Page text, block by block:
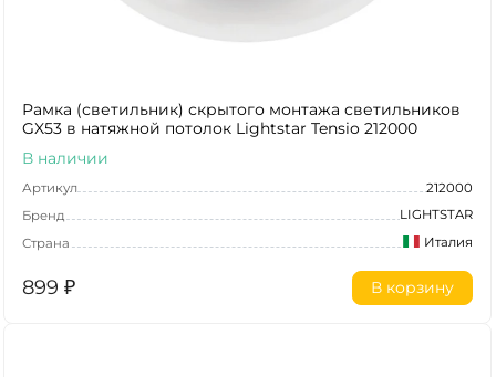
Рамка (светильник) скрытого монтажа светильников
GX53 в натяжной потолок Lightstar Tensio 212000
В наличии
Артикул
212000
Бренд
LIGHTSTAR
Страна
Италия
899 ₽ В корзину